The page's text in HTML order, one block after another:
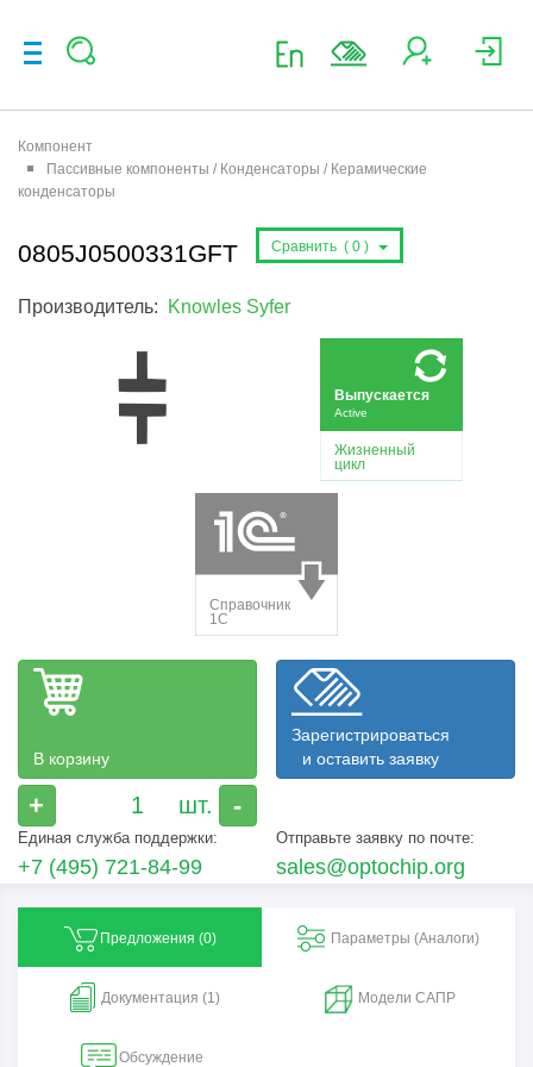
Компонент
Пассивные компоненты / Конденсаторы / Керамические
конденсаторы
0805J0500331GFT Сравнить ( 0 )
Производитель: Knowles Syfer
В корзину
+ -
Зарегистрироваться
и оставить заявку
Единая служба поддержки:
+7 (495) 721-84-99
Отправьте заявку по почте:
sales@optochip.org
Предложения (0) Параметры (Aналоги)
Документация (1) Модели САПР
Обсуждение